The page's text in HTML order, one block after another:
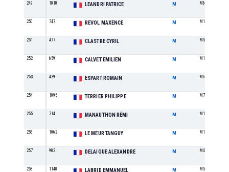
249 1018 LEANDRI PATRICE M M6
250 747 REVOL MAXENCE M M1
251 477 CLASTRE CYRIL M M5
252 659 CALVET EMILIEN M M1
253 439 ESPART ROMAIN M M6
254 1095 TERRIER PHILIPPE M M7
255 714 MANAUTHON RÉMI M M1
256 1062 LE MEUR TANGUY M M1
257 982 DELAIGUE ALEXANDRE M M4
258 1148 LABRID EMMANUEL M M5